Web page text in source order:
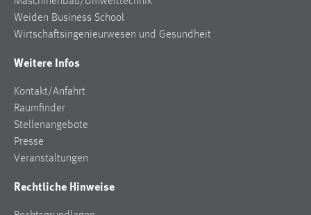
Weiden Business School
Wirtschaftsingenieurwesen und Gesundheit
Weitere Infos
Kontakt/Anfahrt
Raumfinder
Stellenangebote
Presse
Veranstaltungen
Rechtliche Hinweise